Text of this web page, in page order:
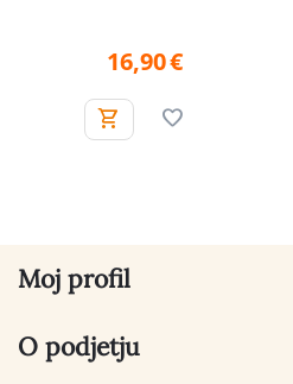
16,90€
Moj profil
O podjetju